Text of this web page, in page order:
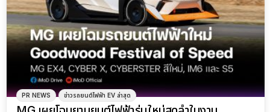
PR NEWS ข่าวรถยนต์ไฟฟ้า EV ล่าสุด